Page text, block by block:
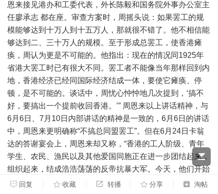
恩来接见港办和工委代表，外长陈毅和国务院外事办公室主
任廖承志 都在座。审查方案时，周摇头说：如果罢工的规
模能够达到十万人到十五万人，那就很不错了。他不相信能
够达到二、三十万人的规模。至于形成总罢工，使香港瘫
痪，周认为更是不可能的。他指出：现在的情况同1925年
省港大罢工时已有很大不同。罢工者不能像当年那样回到内
地，香港经济已经同国际经济结成一体，要使它瘫痪、停
顿，是不可能的。谈话中，周忧心忡忡地几次提到，‘搞不
好，要搞出一个提前收回香港。’” 周恩来以上讲话精神，与
6月6日、7月10日内部讲话的精神是一致的，6月6日的讲话
中，周恩来更明确称“不搞总同盟罢工”。但在6月24日卡翁
达的答谢宴会上，周恩来却又称，“香港的工人阶级、青年
学生、农民、漁民以及其他爱国同胞正在进一步团结起来，
组织起来，结成浩浩荡荡的反帝抗暴大军。今天，他们开始
了一场规模宏伟的反英抗暴大罢工，我们表示坚决的支
回复 收藏 转播 分享 淘帖